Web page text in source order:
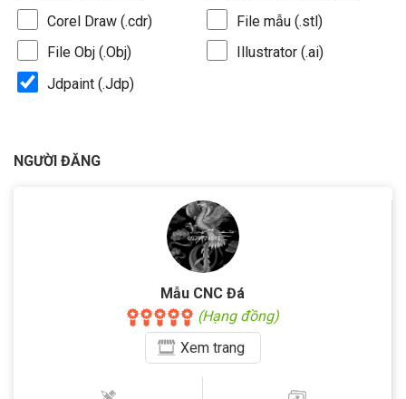
Corel Draw (.cdr)
File mẫu (.stl)
File Obj (.Obj)
Illustrator (.ai)
Jdpaint (.Jdp)
NGƯỜI ĐĂNG
Mẫu CNC Đá
(Hạng đồng)
Xemtrang